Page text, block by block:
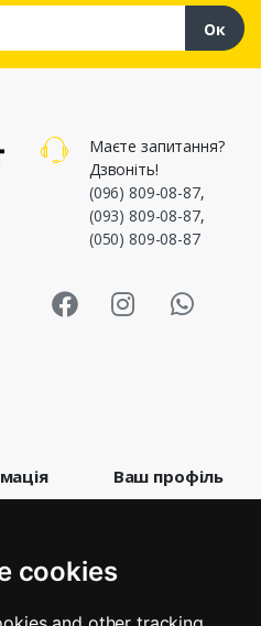
cookies
Ок
Маєте запитання?
Дзвоніть!
(096) 809-08-87,
(093) 809-08-87,
(050) 809-08-87
Ваш профіль
Кредитні